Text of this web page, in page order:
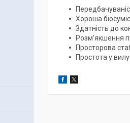
Хороша
Здатність до
Розм'якшення
Просторова
Простота у